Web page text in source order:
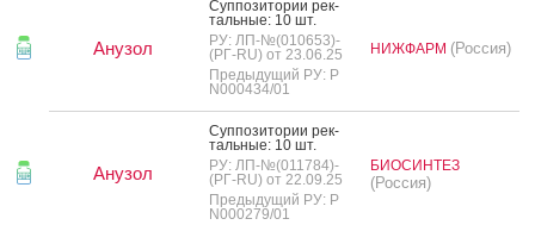
Анузол
Суп­по­зито­рии рек­
таль­ные: 10 шт.
РУ: ЛП-№(010653)-
(РГ-RU) от 23.06.25
Предыдущий РУ: Р
N000434/01
НИЖФАРМ (Россия)
Анузол
Суп­по­зито­рии рек­
таль­ные: 10 шт.
РУ: ЛП-№(011784)-
(РГ-RU) от 22.09.25
Предыдущий РУ: Р
N000279/01
БИОСИНТЕЗ
(Россия)